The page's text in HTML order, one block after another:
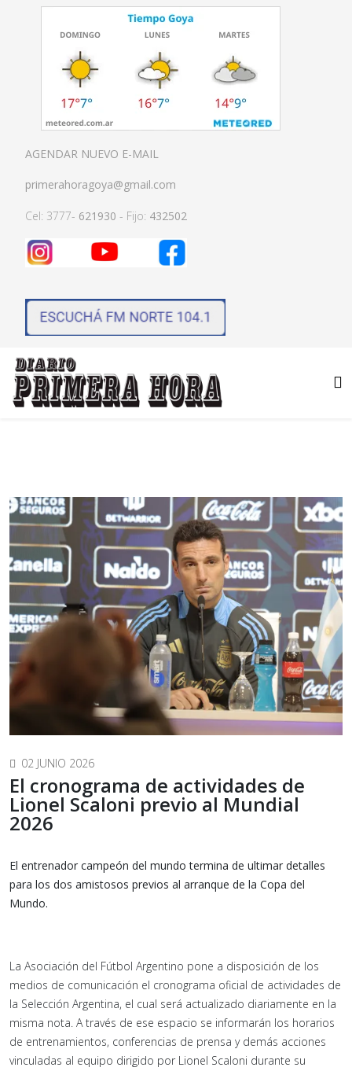
AGENDAR NUEVO E-MAIL
primerahoragoya@gmail.com
Cel: 3777- 621930 - Fijo: 432502
02 JUNIO 2026
El cronograma de actividades de
Lionel Scaloni previo al Mundial
2026
El entrenador campeón del mundo termina de ultimar detalles
para los dos amistosos previos al arranque de la Copa del
Mundo.
La Asociación del Fútbol Argentino pone a disposición de los
medios de comunicación el cronograma oficial de actividades de
la Selección Argentina, el cual será actualizado diariamente en la
misma nota. A través de ese espacio se informarán los horarios
de entrenamientos, conferencias de prensa y demás acciones
vinculadas al equipo dirigido por Lionel Scaloni durante su